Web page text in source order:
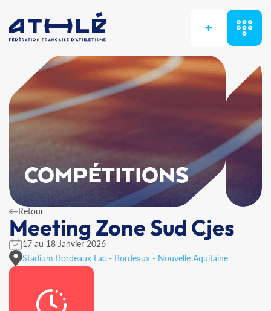
+
COMPÉTITIONS
Retour
Meeting Zone Sud Cjes
17 au 18 Janvier 2026
Stadium Bordeaux Lac - Bordeaux - Nouvelle Aquitaine